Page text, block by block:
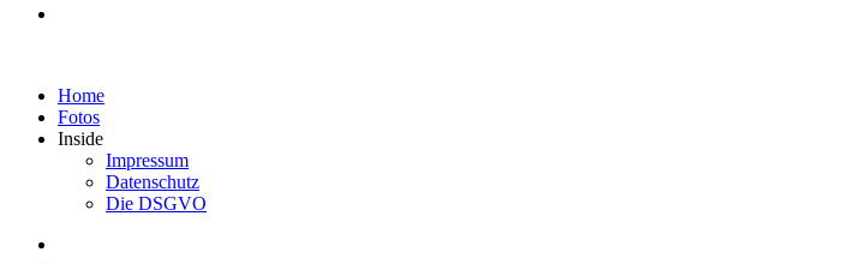
Home
Fotos
Inside
Impressum
Datenschutz
Die DSGVO